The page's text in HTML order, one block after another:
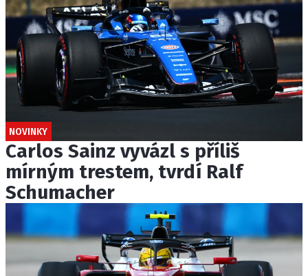
NOVINKY
Carlos Sainz vyvázl s příliš
mírným trestem, tvrdí Ralf
Schumacher